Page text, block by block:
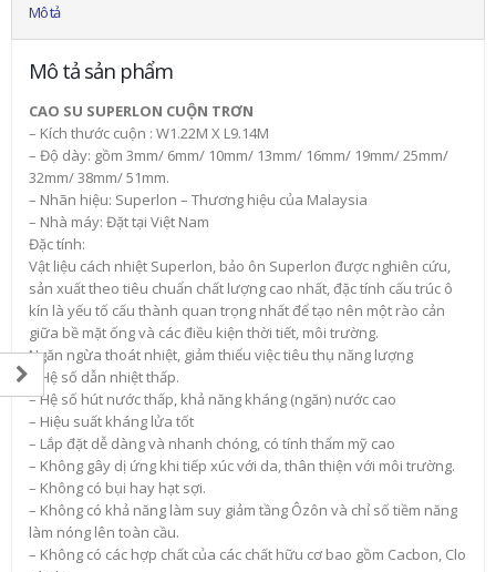
Mô tả
Mô tả sản phẩm
CAO SU SUPERLON CUỘN TRƠN
– Kích thước cuộn : W1.22M X L9.14M
– Độ dày: gồm 3mm/ 6mm/ 10mm/ 13mm/ 16mm/ 19mm/ 25mm/
32mm/ 38mm/ 51mm.
– Nhãn hiệu: Superlon – Thương hiệu của Malaysia
– Nhà máy: Đặt tại Việt Nam
Đặc tính:
Vật liệu cách nhiệt Superlon, bảo ôn Superlon được nghiên cứu,
sản xuất theo tiêu chuẩn chất lượng cao nhất, đặc tính cấu trúc ô
kín là yếu tố cấu thành quan trọng nhất để tạo nên một rào cản
giữa bề mặt ống và các điều kiện thời tiết, môi trường.
Ngăn ngừa thoát nhiệt, giảm thiểu việc tiêu thụ năng lượng
– Hệ số dẫn nhiệt thấp.
– Hệ số hút nước thấp, khả năng kháng (ngăn) nước cao
– Hiệu suất kháng lửa tốt
– Lắp đặt dễ dàng và nhanh chóng, có tính thẩm mỹ cao
– Không gây dị ứng khi tiếp xúc với da, thân thiện với môi trường.
– Không có bụi hay hạt sợi.
– Không có khả năng làm suy giảm tầng Ôzôn và chỉ số tiềm năng
làm nóng lên toàn cầu.
– Không có các hợp chất của các chất hữu cơ bao gồm Cacbon, Clo